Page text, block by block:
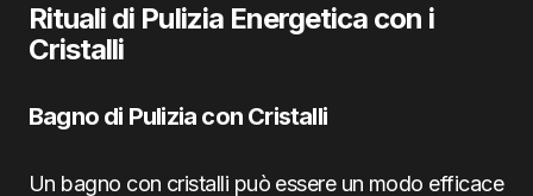
Rituali di Pulizia Energetica con i
Cristalli
Bagno di Pulizia con Cristalli
Un bagno con cristalli può essere un modo efficace